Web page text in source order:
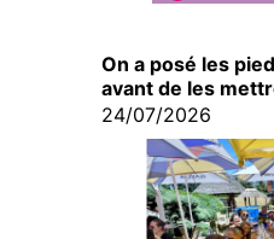
On a posé les
avant de les
24/07/2026